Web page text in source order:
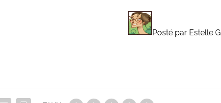
Posté par Estelle G